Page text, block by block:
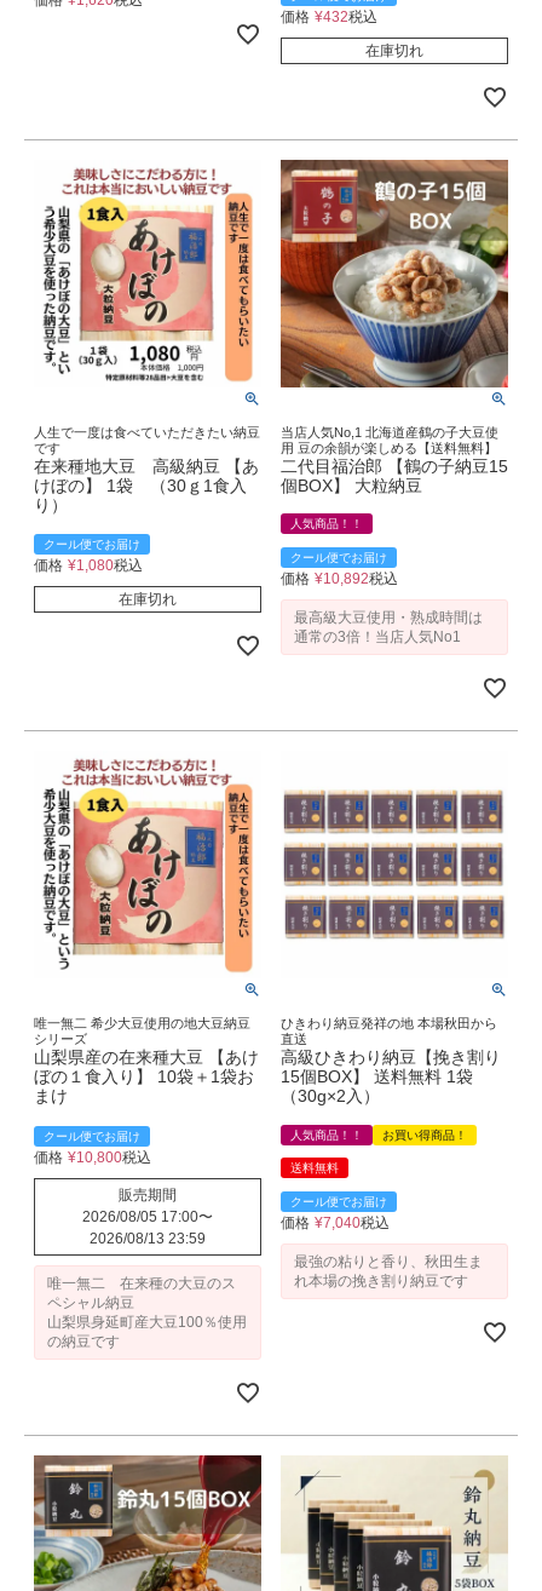
価格 ¥432税込
在庫切れ
人生で一度は食べていただきたい納豆
です
在来種地大豆 高級納豆 【あ
けぼの】 1袋 （30ｇ1食入
り）
クール便でお届け
価格 ¥1,080税込
在庫切れ
当店人気No,1 北海道産鶴の子大豆使
用 豆の余韻が楽しめる【送料無料】
二代目福治郎 【鶴の子納豆15
個BOX】 大粒納豆
人気商品！！
クール便でお届け
価格 ¥10,892税込
最高級大豆使用・熟成時間は
通常の3倍！当店人気No1
唯一無二 希少大豆使用の地大豆納豆
シリーズ
山梨県産の在来種大豆 【あけ
ぼの１食入り】 10袋＋1袋お
まけ
クール便でお届け
価格 ¥10,800税込
販売期間
2026/08/05 17:00〜
2026/08/13 23:59
唯一無二 在来種の大豆のス
ペシャル納豆
山梨県身延町産大豆100％使用
の納豆です
ひきわり納豆発祥の地 本場秋田から
直送
高級ひきわり納豆【挽き割り
15個BOX】 送料無料 1袋
（30g×2入）
人気商品！！ お買い得商品！
送料無料
クール便でお届け
価格 ¥7,040税込
最強の粘りと香り、秋田生ま
れ本場の挽き割り納豆です